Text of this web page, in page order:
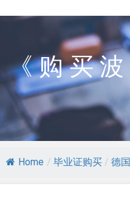
《购买
Home / 毕业证购买 / 德